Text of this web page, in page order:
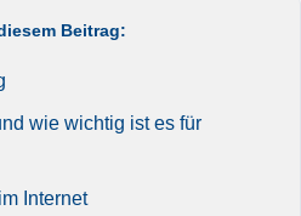
Beitrag:
wie wichtig ist es für
Internet